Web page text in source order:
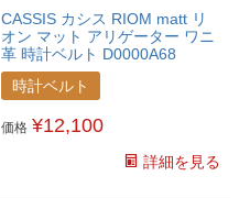
CASSIS カシス RIOM matt リ
オン マット アリゲーター ワニ
革 時計ベルト D0000A68
時計ベルト
価格 ¥12,100
詳細を見る